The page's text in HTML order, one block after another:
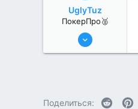
UglyTuz
ПокерПро🥈
13 Июн 2022
Поделиться: Reddit